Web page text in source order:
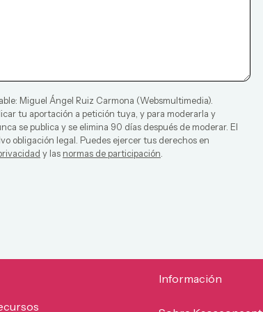
Miguel Ángel Ruiz Carmona (Websmultimedia).
tu aportación a petición tuya, y para moderarla y
se publica y se elimina 90 días después de moderar. El
obligación legal. Puedes ejercer tus derechos en
y las normas de participación
Información